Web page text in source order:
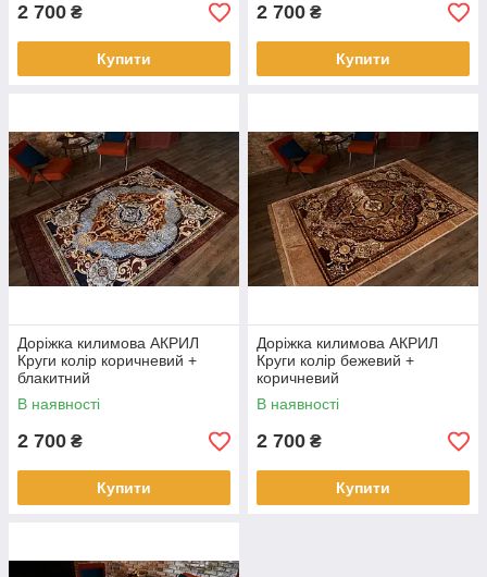
2 700 ₴
Купити
2 700 ₴
Купити
Доріжка килимова АКРИЛ
Круги колір коричневий +
блакитний
В наявності
2 700 ₴
Купити
Доріжка килимова АКРИЛ
Круги колір бежевий +
коричневий
В наявності
2 700 ₴
Купити